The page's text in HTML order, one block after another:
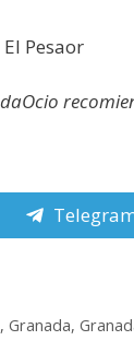
Pesaor
en
,Granada,